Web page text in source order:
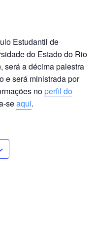
Estudantil de
do Estado do Rio
será a décima palestra
e será ministrada por
noperfil do
seaqui.